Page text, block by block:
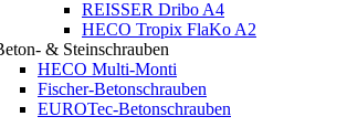
REISSER Dribo A4
HECO Tropix FlaKo A2
& Steinschrauben
HECO Multi-Monti
Fischer-Betonschrauben
EUROTec-Betonschrauben